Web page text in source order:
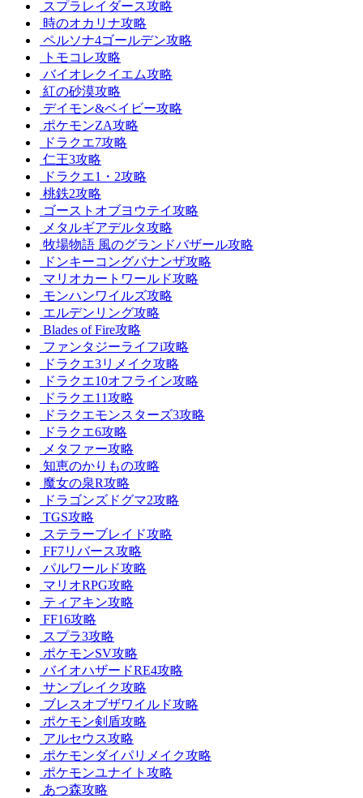
スプラレイダース攻略
時のオカリナ攻略
ペルソナ4ゴールデン攻略
トモコレ攻略
バイオレクイエム攻略
紅の砂漠攻略
デイモン&ベイビー攻略
ポケモンZA攻略
ドラクエ7攻略
仁王3攻略
ドラクエ1・2攻略
桃鉄2攻略
ゴーストオブヨウテイ攻略
メタルギアデルタ攻略
牧場物語 風のグランドバザール攻略
ドンキーコングバナンザ攻略
マリオカートワールド攻略
モンハンワイルズ攻略
エルデンリング攻略
Blades of Fire攻略
ファンタジーライフi攻略
ドラクエ3リメイク攻略
ドラクエ10オフライン攻略
ドラクエ11攻略
ドラクエモンスターズ3攻略
ドラクエ6攻略
メタファー攻略
知恵のかりもの攻略
魔女の泉R攻略
ドラゴンズドグマ2攻略
TGS攻略
ステラーブレイド攻略
FF7リバース攻略
パルワールド攻略
マリオRPG攻略
ティアキン攻略
FF16攻略
スプラ3攻略
ポケモンSV攻略
バイオハザードRE4攻略
サンブレイク攻略
ブレスオブザワイルド攻略
ポケモン剣盾攻略
アルセウス攻略
ポケモンダイパリメイク攻略
ポケモンユナイト攻略
あつ森攻略